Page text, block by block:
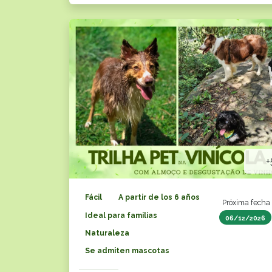
Próxima fecha
06/12/2026
Fácil A partir de los 6 años
Ideal para familias
Naturaleza
Se admiten mascotas